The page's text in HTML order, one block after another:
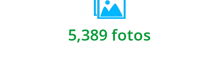
5,389 fotos